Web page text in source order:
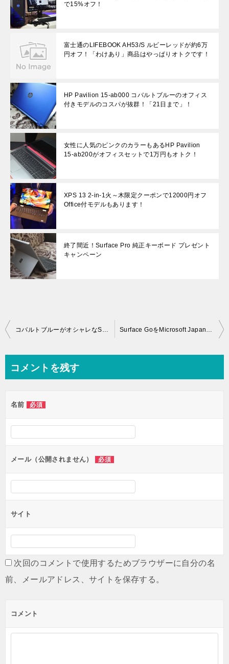
で15%オフ！
富士通のLIFEBOOK AH53/S ルビーレッドが約6万
円オフ！「わけあり」商品はやっぱりオトクです！
HP Pavilion 15-ab000 コバルトブルーのオフィス
付きモデルのコスパが抜群！「21日まで」！
女性に人気のピンクのカラーもあるHP Pavilion
15-ab200がオフィスセットで1万円もオトク！
XPS 13 2-in-1火～木限定クーポンで12000円オフ
Office付モデルもあります！
終了間近！Surface Pro 純正キーボード プレゼント
キャンペーン
投
ビ
ー
シ
ン
コバルトブルーがオシャレなSurface Laptop レビュー[感想・評価] Surface GoをMicrosoft Japan Surface Eventにて体験[レビュー・評価]
コメントを残す
名前 必須
メール（公開されません） 必須
サイト
次回のコメントで使用するためブラウザーに自分の名
前、メールアドレス、サイトを保存する。
コメント